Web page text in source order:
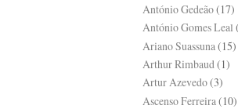
António Gedeão(17)
António Gomes Leal
Ariano Suassuna (15)
Arthur Rimbaud(1)
Artur Azevedo(3)
Ascenso Ferreira(10)